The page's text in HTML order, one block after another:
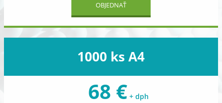
OBJEDNAŤ
1000 ks A4
68 € + dph